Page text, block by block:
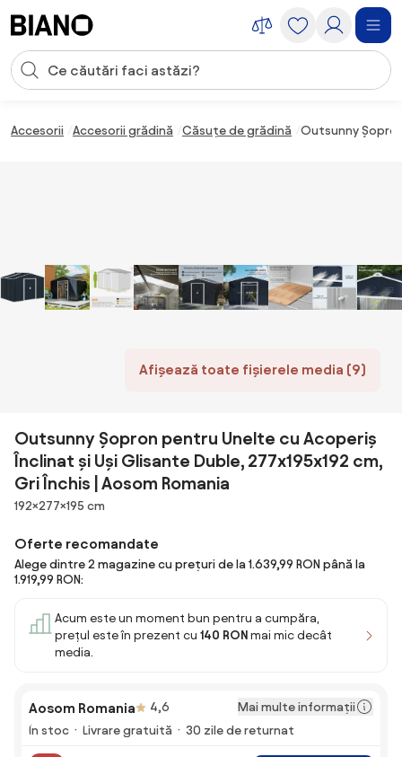
Introducerea căutării
Accesorii Accesorii grădină Căsuțe de grădină Outsunny
Afișează toate fișierele media (9)
Outsunny Șopron pentru Unelte cu Acoperiș
Înclinat și Uși Glisante Duble, 277x195x192 cm,
Gri Închis | Aosom Romania
Dimensiuni
192×277×195 cm
Oferte recomandate
Alege dintre 2 magazine cu prețuri de la 1.639,99 RON până la
1.919,99 RON:
Acum este un moment bun pentru a cumpăra,
prețul este în prezent cu 140 RON mai mic decât
media.
Aosom Romania 4,6
Mai multe informații
În stoc
Livrare gratuită 30 zile de returnat